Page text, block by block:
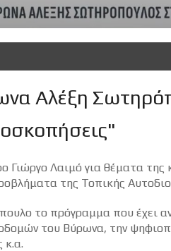
Αλέξη
Λαιμό για θέματα της
της Τοπικής
το πρόγραμμα που έχει
του Βύρωνα, την
κ.α.